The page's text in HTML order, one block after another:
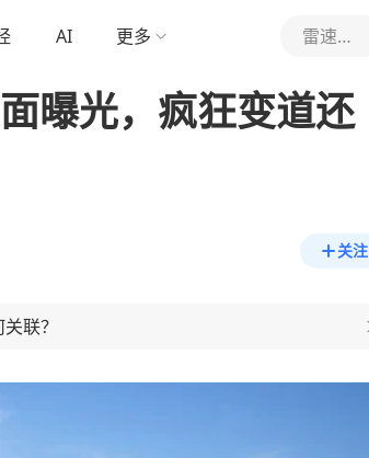
AI 更多 雷速体育
曝光，疯狂变道还
关注
联？